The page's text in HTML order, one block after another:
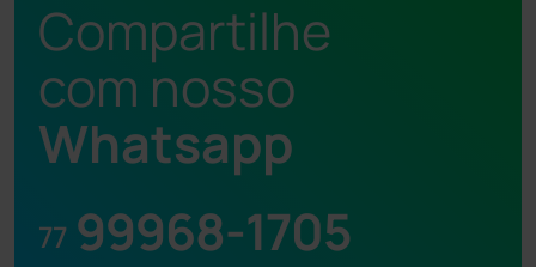
Compartilhe
com nosso
Whatsapp
77 99968-1705